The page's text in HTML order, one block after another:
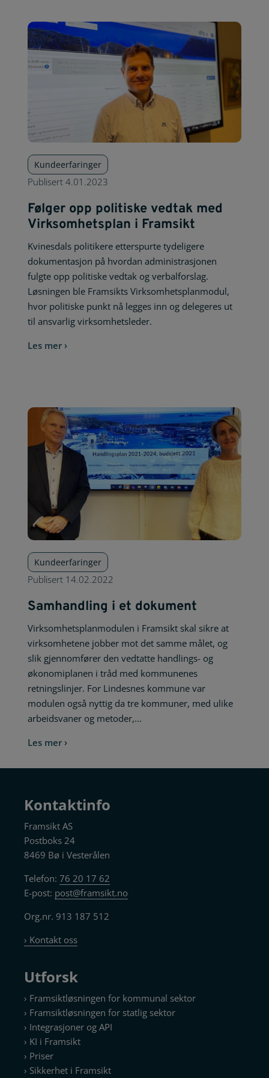
Kundeerfaringer
Publisert 4.01.2023
Følger opp politiske vedtak med
Virksomhetsplan i Framsikt
Kvinesdals politikere etterspurte tydeligere
dokumentasjon på hvordan administrasjonen
fulgte opp politiske vedtak og verbalforslag.
Løsningen ble Framsikts Virksomhetsplanmodul,
hvor politiske punkt nå legges inn og delegeres ut
til ansvarlig virksomhetsleder.
Les mer ›
Kundeerfaringer
Publisert 14.02.2022
Samhandling i et dokument
Virksomhetsplanmodulen i Framsikt skal sikre at
virksomhetene jobber mot det samme målet, og
slik gjennomfører den vedtatte handlings- og
økonomiplanen i tråd med kommunenes
retningslinjer. For Lindesnes kommune var
modulen også nyttig da tre kommuner, med ulike
arbeidsvaner og metoder,...
Les mer ›
Kontaktinfo
Framsikt AS
Postboks 24
8469 Bø i Vesterålen
Telefon:76 20 17 62
E-post: post@framsikt.no
Org.nr. 913 187 512
› Kontakt oss
Utforsk
› Framsiktløsningen for kommunal sektor
› Framsiktløsningen for statlig sektor
› Integrasjoner og API
› KI i Framsikt
› Priser
› Sikkerhet i Framsikt